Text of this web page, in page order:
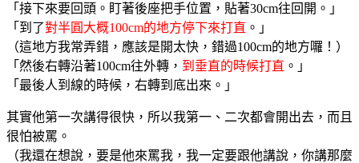
「接下來要回頭。盯著後座把手位置，貼著30cm往回開。」
「到了對半圓大概100cm的地方停下來打直 。」
（這地方我常弄錯，應該是開太快，錯過100cm的地方囉！）
「然後右轉沿著100cm往外轉， 到垂直的時候打直 。」
「最後人到線的時候，右轉到底出來。」
其實他第一次講得很快，所以我第一、二次都會開出去，而且
很怕被罵。
（我還在想說，要是他來罵我，我一定要跟他講說，你講那麼